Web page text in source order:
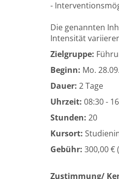
-
Die genannten
Intensität
Zielgruppe:
Beginn: Mo.
Dauer: 2 Tage
Uhrzeit: 08:30 -
Stunden: 20
Kursort:
Gebühr: 300,00
Zustimmung/